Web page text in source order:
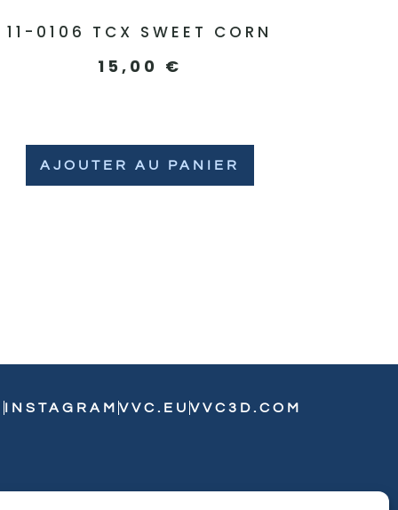
11-0106 TCX SWEET CORN
15,00 €
AJOUTER AU PANIER
INSTAGRAM VVC.EU VVC3D.COM